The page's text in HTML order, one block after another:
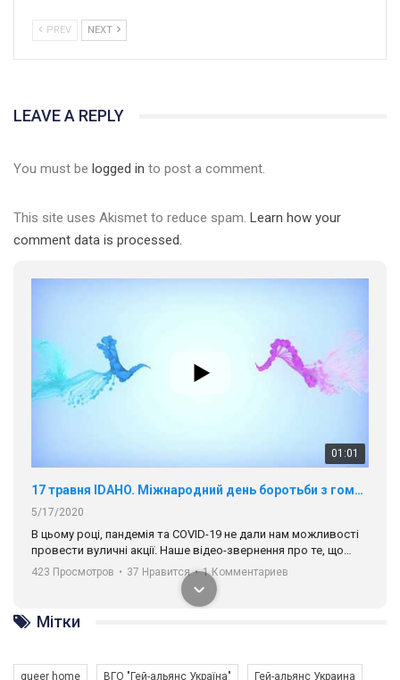
PREV NEXT
LEAVE A REPLY
You must be logged in to post a comment.
This site uses Akismet to reduce spam. Learn how your
comment data is processed.
17 травня IDAHO. Міжнародний день боротьби з гомофобією трансфобією і біфобія.
В цьому році, пандемія та COVІD-19 не дали нам можливості
провести вуличні акції. Наше відео-звернення про те, що
навіть коли ми у різних містах та не можемо зустрінеться, ми
разом. Ми закликаємо всіх хто поділяє цінності рівності та
солідарності, приєднатися до нас. Регіональні підрозділи
ГАУ є в 16 областях України.
Разом наш голос лунає гучніше!
423 Просмотров • 37 Нравится • 1 Комментариев
Мітки
queer home ВГО "Гей-альянс Україна" Гей-альянс Украина